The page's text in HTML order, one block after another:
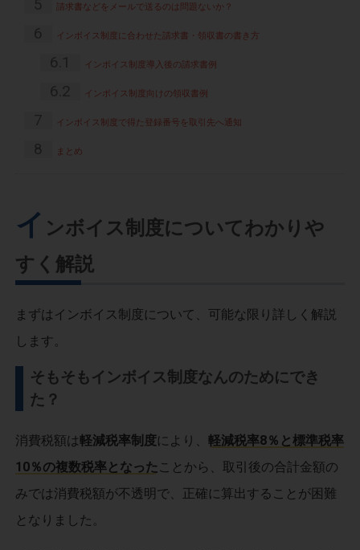
請求書などをメールで送るのは問題ないか？
インボイス制度に合わせた請求書・領収書の書き方
インボイス制度導入後の請求書例
インボイス制度向けの領収書例
インボイス制度で得た登録番号を取引先へ通知
まとめ
イ ンボイス制度についてわかりや
すく解説
まずはインボイス制度について、可能な限り詳しく解説
します。
そもそもインボイス制度なんのためにでき
た？
消費税額は軽減税率制度により、軽減税率8％と標準税率
10％の複数税率となった ことから、取引後の合計金額の
みでは消費税額が不透明で、正確に算出することが困難
となりました。